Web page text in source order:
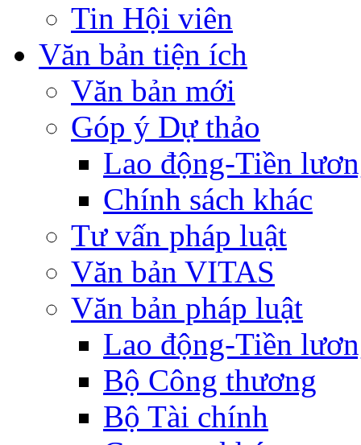
Tin Hội viên
Văn bản tiện ích
Văn bản mới
Góp ý Dự thảo
Lao động-Tiền
Chính sách khác
Tư vấn pháp luật
Văn bản VITAS
Văn bản pháp luật
Lao động-Tiền
Bộ Công thương
Bộ Tài chính